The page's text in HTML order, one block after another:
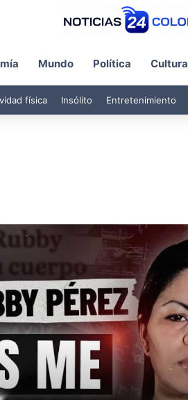
Mundo Política Cultura
física Insólito Entretenimiento